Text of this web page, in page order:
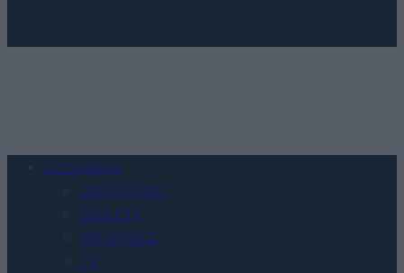
Urządzenia
SMARTFONY
TABLETY
WEARABLE
TV